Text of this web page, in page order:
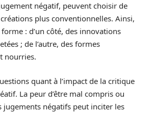
négatif, peuvent choisir de
plus conventionnelles. Ainsi,
: d’un côté, des innovations
; de l’autre, des formes
nourries.
quant à l’impact de la critique
La peur d’être mal compris ou
jugements négatifs peut inciter les